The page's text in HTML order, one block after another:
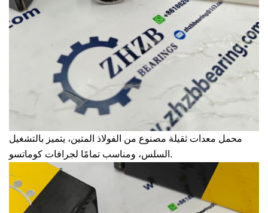
محمل معدات ثقيلة مصنوع من الفولاذ المتين، يتميز بالتشغيل
السلس، ومناسب تمامًا لجرافات كوماتسو.